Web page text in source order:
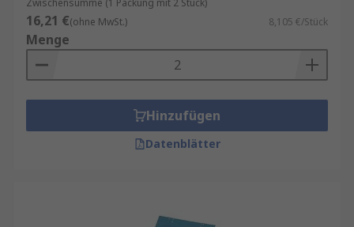
Zwischensumme (1 Packung mit 2 Stück)
16,21 €(ohne MwSt.) 8,105 €/Stück
Menge
Hinzufügen
Datenblätter